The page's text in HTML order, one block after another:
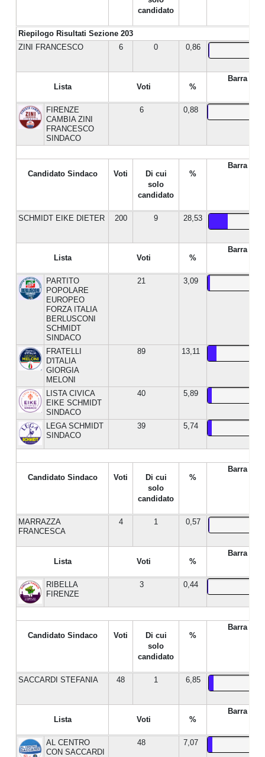
Riepilogo Risultati Sezione 203
candidato
ZINI FRANCESCO 6 0 0,86
Lista Voti %
Barra %
FIRENZE
CAMBIA ZINI
FRANCESCO
SINDACO
6 0,88
Candidato Sindaco Voti
Di cui
solo
candidato
%
Barra %
SCHMIDT EIKE DIETER 200 9 28,53
Lista Voti %
Barra %
PARTITO
POPOLARE
EUROPEO
FORZA ITALIA
BERLUSCONI
SCHMIDT
SINDACO
21 3,09
FRATELLI
D'ITALIA
GIORGIA
MELONI
89 13,11
LISTA CIVICA
EIKE SCHMIDT
SINDACO
40 5,89
LEGA SCHMIDT
SINDACO
39 5,74
Candidato Sindaco Voti
Di cui
solo
candidato
%
Barra %
MARRAZZA
FRANCESCA
4 1 0,57
Lista Voti %
Barra %
RIBELLA
FIRENZE
3 0,44
Candidato Sindaco Voti
Di cui
solo
candidato
%
Barra %
SACCARDI STEFANIA 48 1 6,85
Lista Voti %
Barra %
AL CENTRO
CON SACCARDI
48 7,07